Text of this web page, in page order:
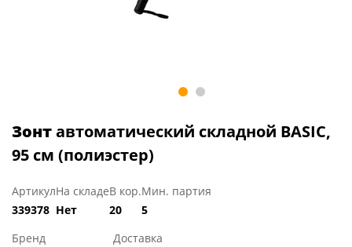
Зонтавтоматический складной BASIC,
95 см (полиэстер)
Артикул
339378
На складе
Нет
В кор.
20
Мин. партия
5
Бренд
Доставка